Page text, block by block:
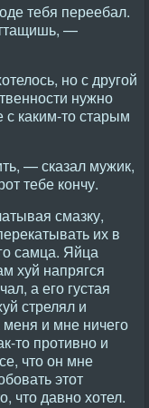
тебя переебал.
—
но с другой
нужно
каким-то старым
— сказал мужик,
тебе кончу.
смазку,
их в
самца. Яйца
хуй напрягся
а его густая
стрелял и
меня и мне ничего
то противно и
что он мне
этот
что давно хотел.